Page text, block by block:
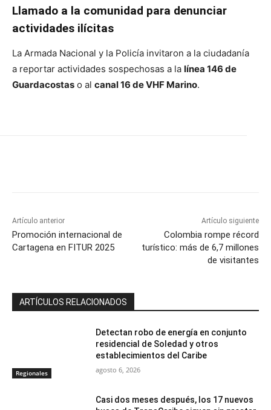
Llamado a la comunidad para denunciar
actividades ilícitas
La Armada Nacional y la Policía invitaron a la ciudadanía
a reportar actividades sospechosas a la línea 146 de
Guardacostas o al canal 16 de VHF Marino.
Artículo anterior
Promoción internacional de
Cartagena en FITUR 2025
Artículo siguiente
Colombia rompe récord
turístico: más de 6,7 millones
de visitantes
ARTÍCULOS RELACIONADOS
Regionales
Detectan robo de energía en conjunto
residencial de Soledad y otros
establecimientos del Caribe
agosto 6, 2026
Casi dos meses después, los 17 nuevos